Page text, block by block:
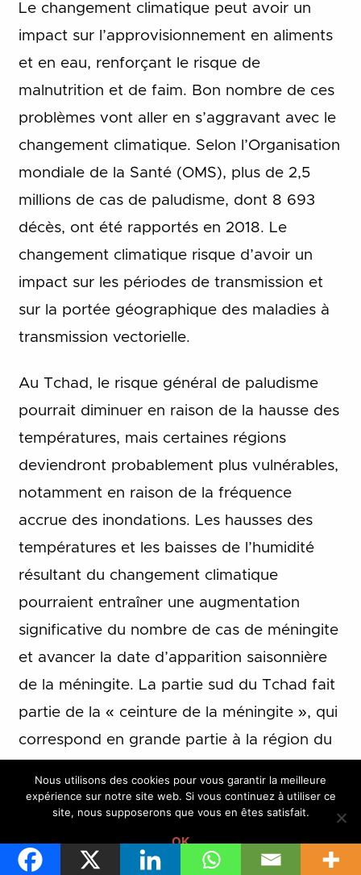
Le changement climatique peut avoir un
impact sur l’approvisionnement en aliments
et en eau, renforçant le risque de
malnutrition et de faim. Bon nombre de ces
problèmes vont aller en s’aggravant avec le
changement climatique. Selon l’Organisation
mondiale de la Santé (OMS), plus de 2,5
millions de cas de paludisme, dont 8 693
décès, ont été rapportés en 2018. Le
changement climatique risque d’avoir un
impact sur les périodes de transmission et
sur la portée géographique des maladies à
transmission vectorielle.
Au Tchad, le risque général de paludisme
pourrait diminuer en raison de la hausse des
températures, mais certaines régions
deviendront probablement plus vulnérables,
notamment en raison de la fréquence
accrue des inondations. Les hausses des
températures et les baisses de l’humidité
résultant du changement climatique
pourraient entraîner une augmentation
significative du nombre de cas de méningite
et avancer la date d’apparition saisonnière
de la méningite. La partie sud du Tchad fait
partie de la « ceinture de la méningite », qui
correspond en grande partie à la région du
épidémies de méningite. L’insécurité
alimentaire et la malnutrition sont également
des problèmes de santé majeurs : entre juin
Nous utilisons des cookies pour vous garantir la meilleure
expérience sur notre site web. Si vous continuez à utiliser ce
site, nous supposerons que vous en êtes satisfait.
OK